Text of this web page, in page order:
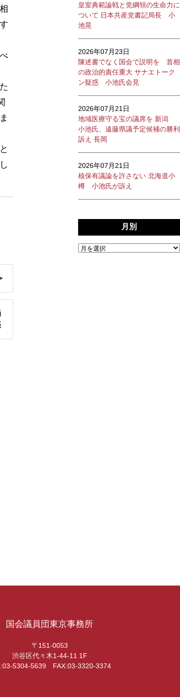
皇室典範論戦と党綱領の生命力に
ついて 日本共産党書記局長 小
池晃
2026年07月23日
陳述書でなく国会で説明を 首相
の政治的責任重大 サナエトーク
ン疑惑 小池氏会見
2026年07月21日
地域医療守る宝の議席を 新潟
小池氏、遠藤県議予定候補の勝利
訴え 長岡
2026年07月21日
核保有議論を許さない 北海道小
樽 小池氏が訴え
月別
国会議員団東京事務所
〒151-0053
渋谷区代々木1-44-11 1F
5304-5639 FAX:03-3320-3374